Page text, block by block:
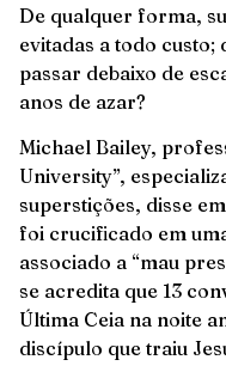
De qualquer forma,
evitadas a todo
passar debaixo de
anos de azar?
Michael Bailey,
University”,
superstições, disse
foi crucificado em
associado a “mau
se acredita que 13
Última Ceia na noite
discípulo que traiu